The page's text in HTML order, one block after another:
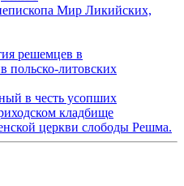
Мир Ликийских,
решемцев в
польско-литовских
в честь усопших
кладбище
церкви слободы Решма.